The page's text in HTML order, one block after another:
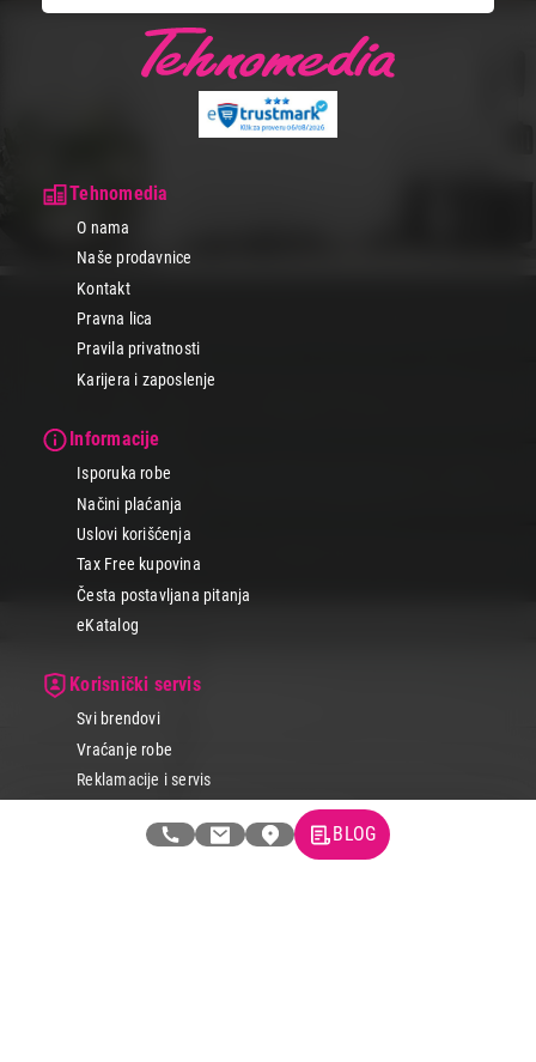
Tehnomedia
O nama
Naše prodavnice
Kontakt
Pravna lica
Pravila privatnosti
Karijera i zaposlenje
Informacije
Isporuka robe
Načini plaćanja
Uslovi korišćenja
Tax Free kupovina
Česta postavljana pitanja
eKatalog
Korisnički servis
Svi brendovi
Vraćanje robe
Reklamacije i servis
Pratite nas na društvenim mrežama
BLOG